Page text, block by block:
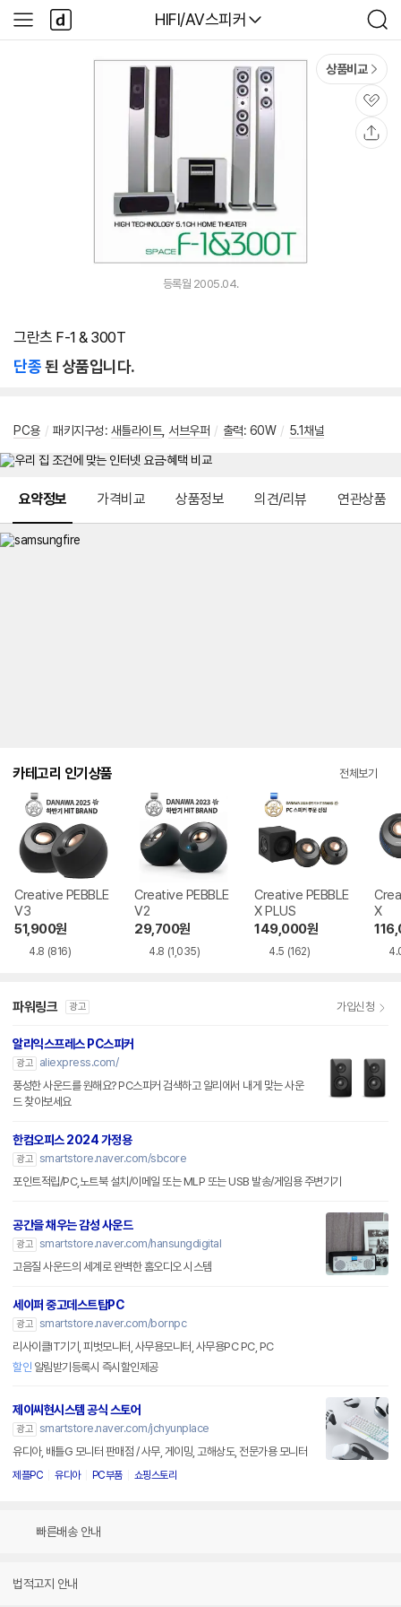
다나와
HIFI/AV스피커
검
색
사
이
다
나
와
상품비교
관
심
등록월 2005.04.
그란츠 F-1 & 300T
단종된 상품입니다.
PC용 / 패키지구성: 새틀라이트 서브우퍼 / 출력: 60W / 5.1채널
요약정보 가격비교 상품정보 의견/리뷰 연관상품
카테고리 인기상품 전체보기
Creative PEBBLE
V3
51,900원
4.8 (816)
Creative PEBBLE
V2
29,700원
4.8 (1,035)
Creative PEBBLE
X PLUS
149,000원
4.5 (162)
X
파워링크 광고 가입신청
알리익스프레스 PC스피커
광고
aliexpress.com/
풍성한 사운드를 원해요? PC스피커 검색하고 알리에서 내게 맞는 사운
드 찾아보세요
한컴오피스 2024 가정용
광고 smartstore.naver.com/sbcore
포인트적립/PC,노트북 설치/이메일 또는 MLP 또는 USB 발송/게임용 주변기기
공간을 채우는 감성 사운드
광고 smartstore.naver.com/hansungdigital
고음질 사운드의 세계로 완벽한 홈오디오 시스템
세이퍼 중고데스트탑PC
광고 smartstore.naver.com/bornpc
리사이클IT기기, 피벗모니터, 사무용모니터, 사무용PC PC, PC
할인 알림받기등록시 즉시할인제공
제이씨현시스템 공식 스토어
광고 smartstore.naver.com/jchyunplace
유디아, 배틀G 모니터 판매점 / 사무, 게이밍, 고해상도, 전문가용 모니터
제플PC 유디아 PC부품 쇼핑스토리
빠른배송 안내
법적고지 안내